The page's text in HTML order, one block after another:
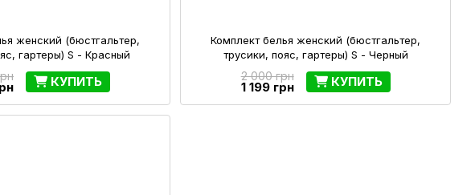
женский (бюстгальтер,
гартеры) S - Красный
КУПИТЬ
Комплект белья женский (бюстгальтер,
трусики, пояс, гартеры) S - Черный
2 000 грн
1 199 грн КУПИТЬ